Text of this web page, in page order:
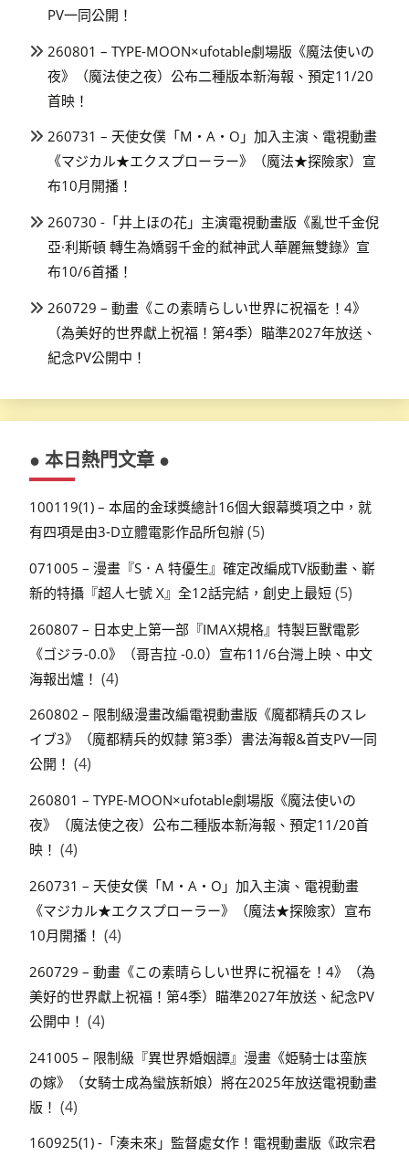
PV一同公開！
260801 – TYPE-MOON×ufotable劇場版《魔法使いの
夜》（魔法使之夜）公布二種版本新海報、預定11/20
首映！
260731 – 天使女僕「M・A・O」加入主演、電視動畫
《マジカル★エクスプローラー》（魔法★探險家）宣
布10月開播！
260730 -「井上ほの花」主演電視動畫版《亂世千金倪
亞·利斯頓 轉生為嬌弱千金的弒神武人華麗無雙錄》宣
布10/6首播！
260729 – 動畫《この素晴らしい世界に祝福を！4》
（為美好的世界獻上祝福！第4季）瞄準2027年放送、
紀念PV公開中！
● 本日熱門文章 ●
100119(1) – 本屆的金球獎總計16個大銀幕獎項之中，就
有四項是由3-D立體電影作品所包辦 (5)
071005 – 漫畫『S．A 特優生』確定改編成TV版動畫、嶄
新的特攝『超人七號 X』全12話完結，創史上最短 (5)
260807 – 日本史上第一部『IMAX規格』特製巨獸電影
《ゴジラ-0.0》（哥吉拉 -0.0）宣布11/6台灣上映、中文
海報出爐！ (4)
260802 – 限制級漫畫改編電視動畫版《魔都精兵のスレ
イブ3》（魔都精兵的奴隸 第3季）書法海報&首支PV一同
公開！ (4)
260801 – TYPE-MOON×ufotable劇場版《魔法使いの
夜》（魔法使之夜）公布二種版本新海報、預定11/20首
映！ (4)
260731 – 天使女僕「M・A・O」加入主演、電視動畫
《マジカル★エクスプローラー》（魔法★探險家）宣布
10月開播！ (4)
260729 – 動畫《この素晴らしい世界に祝福を！4》（為
美好的世界獻上祝福！第4季）瞄準2027年放送、紀念PV
公開中！ (4)
241005 – 限制級『異世界婚姻譚』漫畫《姫騎士は蛮族
の嫁》（女騎士成為蠻族新娘）將在2025年放送電視動畫
版！ (4)
160925(1) -「湊未來」監督處女作！電視動畫版《政宗君